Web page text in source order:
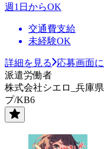
週1日からOK
交通費支給
未経験OK
詳細を見る
応募画面
派遣労働者
株式会社シエロ_兵庫
プ/KB6